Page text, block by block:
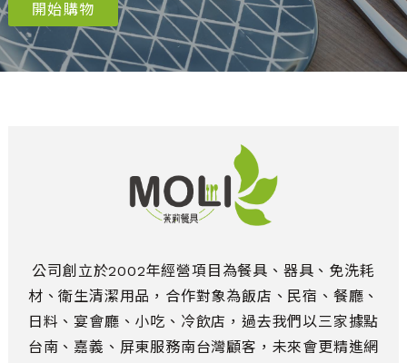
開始購物
公司創立於2002年經營項目為餐具、器具、免洗耗
材、衛生清潔用品，合作對象為飯店、民宿、餐廳、
日料、宴會廳、小吃、冷飲店，過去我們以三家據點
台南、嘉義、屏東服務南台灣顧客，未來會更精進網